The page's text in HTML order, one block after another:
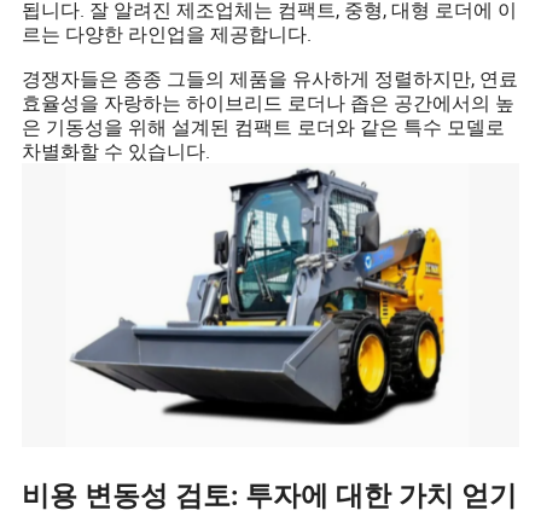
됩니다. 잘 알려진 제조업체는 컴팩트, 중형, 대형 로더에 이
르는 다양한 라인업을 제공합니다.
경쟁자들은 종종 그들의 제품을 유사하게 정렬하지만, 연료
효율성을 자랑하는 하이브리드 로더나 좁은 공간에서의 높
은 기동성을 위해 설계된 컴팩트 로더와 같은 특수 모델로
차별화할 수 있습니다.
비용 변동성 검토: 투자에 대한 가치 얻기